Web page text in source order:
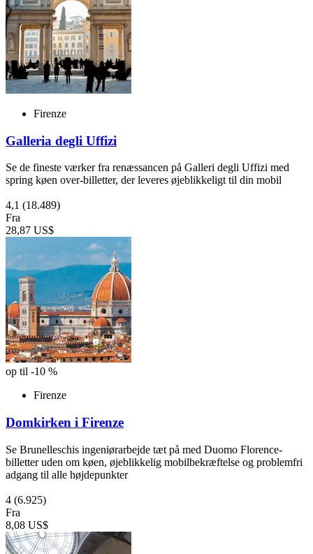
Firenze
Galleria degli Uffizi
Se de fineste værker fra renæssancen på Galleri degli Uffizi med
spring køen over-billetter, der leveres øjeblikkeligt til din mobil
4,1 (18.489)
Fra
28,87 US$
op til -10 %
Firenze
Domkirken i Firenze
Se Brunelleschis ingeniørarbejde tæt på med Duomo Florence-
billetter uden om køen, øjeblikkelig mobilbekræftelse og problemfri
adgang til alle højdepunkter
4 (6.925)
Fra
8,08 US$